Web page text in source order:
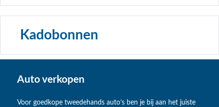
Kadobonnen
Auto verkopen
Voor goedkope tweedehands auto’s ben je bij aan het juiste